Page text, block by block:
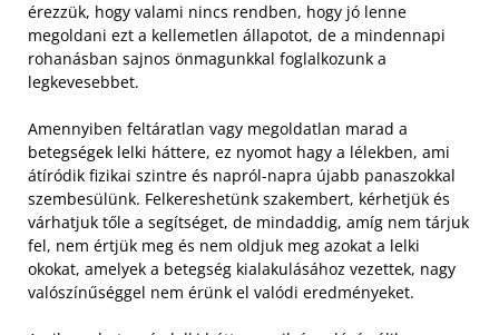
érezzük, hogy valami nincs rendben, hogy jó lenne
megoldani ezt a kellemetlen állapotot, de a mindennapi
rohanásban sajnos önmagunkkal foglalkozunk a
legkevesebbet.
Amennyiben feltáratlan vagy megoldatlan marad a
betegségek lelki háttere, ez nyomot hagy a lélekben, ami
átíródik fizikai szintre és napról-napra újabb panaszokkal
szembesülünk. Felkereshetünk szakembert, kérhetjük és
várhatjuk tőle a segítséget, de mindaddig, amíg nem tárjuk
fel, nem értjük meg és nem oldjuk meg azokat a lelki
okokat, amelyek a betegség kialakulásához vezettek, nagy
valószínűséggel nem érünk el valódi eredményeket.